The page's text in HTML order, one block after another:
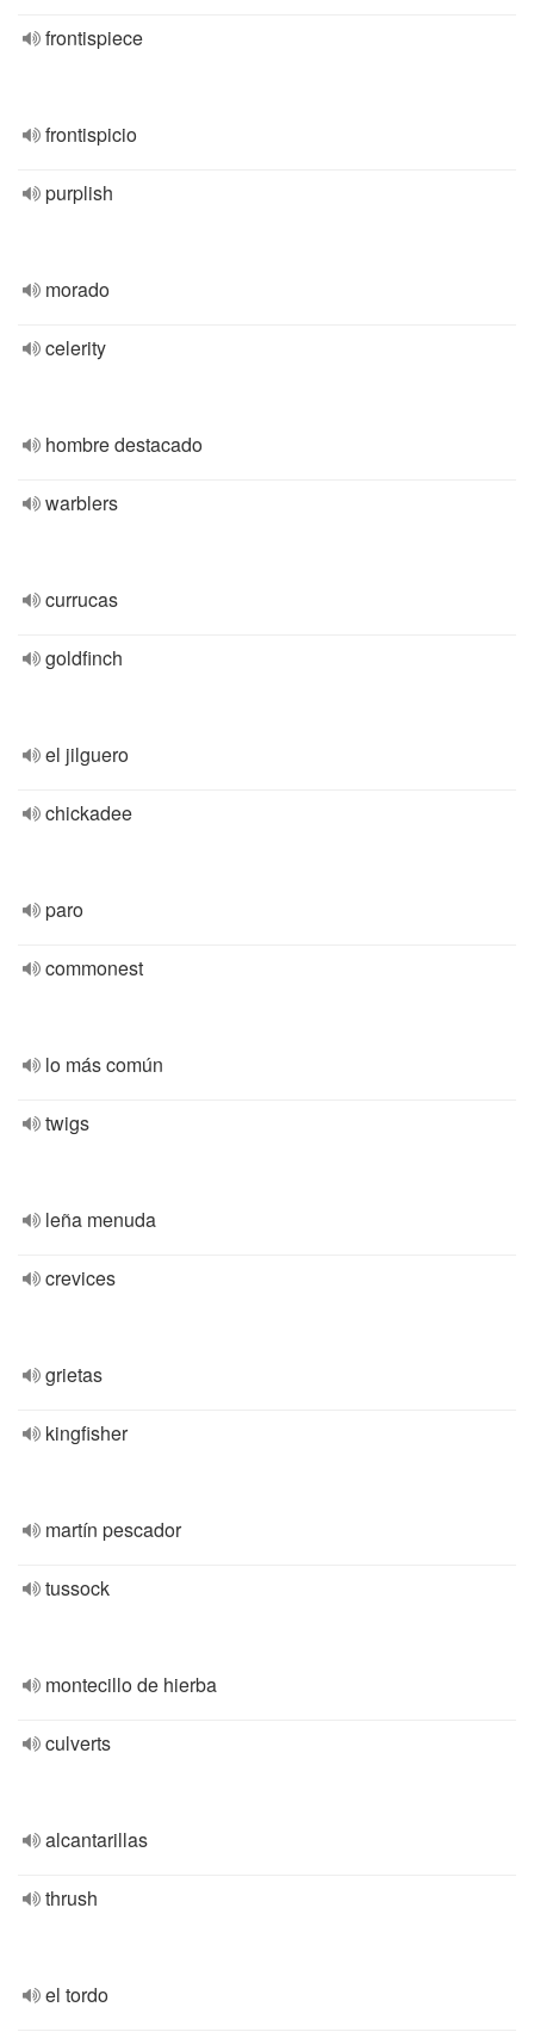
frontispiece
frontispicio
purplish
morado
celerity
hombre destacado
warblers
currucas
goldfinch
el jilguero
chickadee
paro
commonest
lo más común
twigs
leña menuda
crevices
grietas
kingfisher
martín pescador
tussock
montecillo de hierba
culverts
alcantarillas
thrush
el tordo